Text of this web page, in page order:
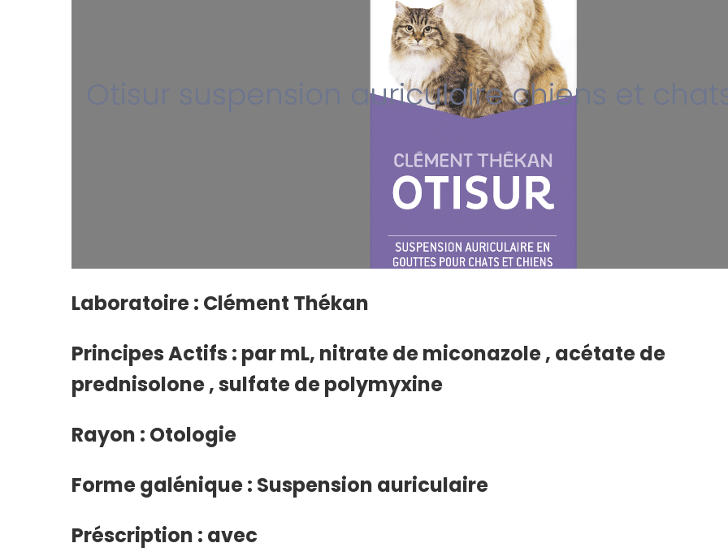
Otisur suspension auriculaire chiens et
Laboratoire : Clément Thékan
Principes Actifs : par mL, nitrate de miconazole , acétate de
prednisolone , sulfate de polymyxine
Rayon : Otologie
Forme galénique : Suspension auriculaire
Préscription : avec